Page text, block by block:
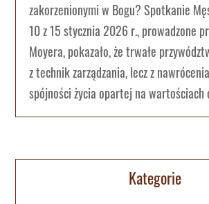
zakorzenionymi w Bogu? Spotkanie
10 z 15 stycznia 2026 r., prowadzone
Moyera, pokazało, że trwałe
z technik zarządzania, lecz z
spójności życia opartej na wartościach
Kategorie